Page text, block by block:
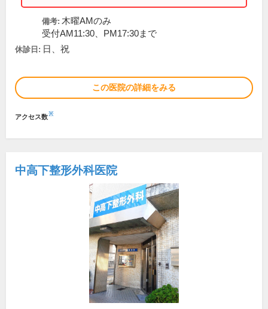
備考: 木曜AMのみ
受付AM11:30、PM17:30まで
休診日: 日、祝
この医院の詳細をみる
アクセス数※
中高下整形外科医院